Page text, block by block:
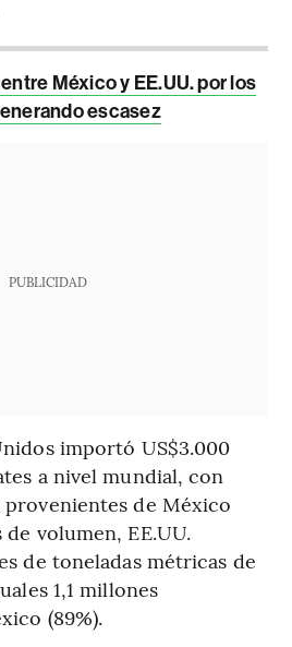
México y EE.UU. por los
escasez
PUBLICIDAD
importó US$3.000
a nivel mundial, con
provenientes de México
volumen, EE.UU.
de toneladas métricas de
1,1 millones
(89%).